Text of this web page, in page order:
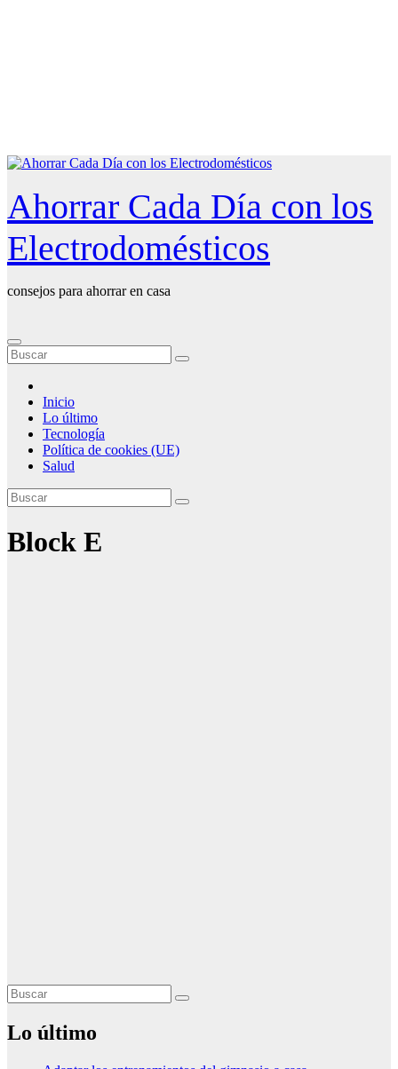
Saltar
contenido
Ahorrar Cada Día con los
Electrodomésticos
consejos para ahorrar en casa
Inicio
Lo último
Tecnología
Política de cookies (UE)
Salud
Block E
Lo último